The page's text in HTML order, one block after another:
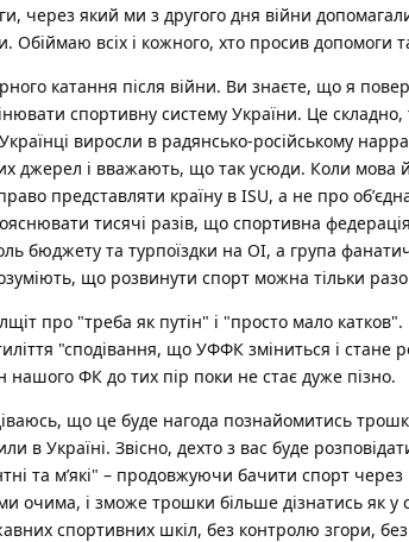
через який ми з другого дня війни
всіх і кожного, хто просив допомоги
катання після війни. Ви знаєте, що я
спортивну систему України. Це складно,
виросли в радянсько-російському
джерел і вважають, що так усюди. Коли мова
представляти країну в ISU, а не про
тисячі разів, що спортивна
бюджету та турпоїздки на ОІ, а група
що розвинути спорт можна тільки
про "треба як путін" і "просто мало
"сподівання, що УФФК зміниться і стане
нашого ФК до тих пір поки не стає дуже пізно.
що це буде нагода познайомитись
в Україні. Звісно, дехто з вас буде
та мʼякі" – продовжуючи бачити спорт через
очима, і зможе трошки більше дізнатись як у
спортивних шкіл, без контролю згори,